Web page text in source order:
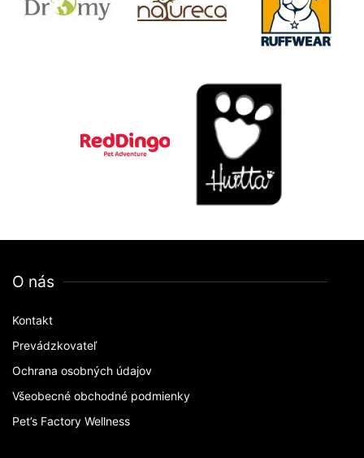
O nás
Kontakt
Prevádzkovateľ
Ochrana osobných údajov
Všeobecné obchodné podmienky
Pet’s Factory Wellness